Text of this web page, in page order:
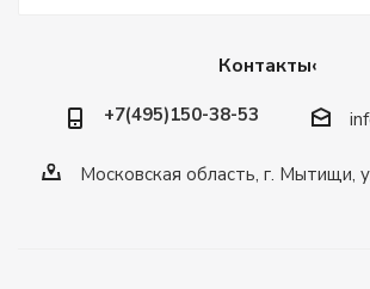
Контакты‹
+7(495)150-38-53
Московская область, г. Мытищи,